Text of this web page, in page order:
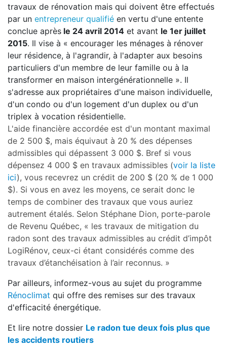
travaux de rénovation mais qui doivent être effectués
par un entrepreneur qualifié en vertu d'une entente
conclue après le 24 avril 2014 et avant le 1er juillet
2015. Il vise à « encourager les ménages à rénover
leur résidence, à l'agrandir, à l'adapter aux besoins
particuliers d'un membre de leur famille ou à la
transformer en maison intergénérationnelle ». Il
s'adresse aux propriétaires d'une maison individuelle,
d'un condo ou d'un logement d'un duplex ou d'un
triplex à vocation résidentielle.
L'aide financière accordée est d'un montant maximal
de 2 500 $, mais équivaut à 20 % des dépenses
admissibles qui dépassent 3 000 $. Bref si vous
dépensez 4 000 $ en travaux admissibles (voir la liste
ici), vous recevrez un crédit de 200 $ (20 % de 1 000
$). Si vous en avez les moyens, ce serait donc le
temps de combiner des travaux que vous auriez
autrement étalés. Selon Stéphane Dion, porte-parole
de Revenu Québec, « les travaux de mitigation du
radon sont des travaux admissibles au crédit d’impôt
LogiRénov, ceux-ci étant considérés comme des
travaux d’étanchéisation à l’air reconnus. »
Par ailleurs, informez-vous au sujet du programme
Rénoclimat qui offre des remises sur des travaux
d'efficacité énergétique.
Et lire notre dossier Le radon tue deux fois plus que
les accidents routiers